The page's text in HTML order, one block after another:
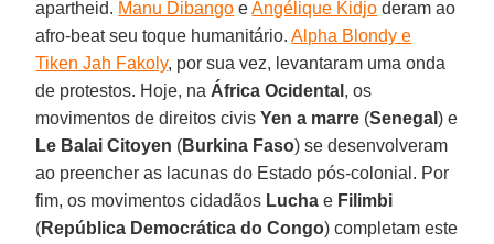
apartheid. Manu Dibango eAngélique Kidjo deram ao
afro-beat seu toque humanitário.Alpha Blondy e
Tiken Jah Fakoly, por sua vez, levantaram uma onda
de protestos. Hoje, na África Ocidental , os
movimentos de direitos civisYen a marre (Senegal) e
Le Balai Citoyen (Burkina Faso) se desenvolveram
ao preencher as lacunas do Estado pós-colonial. Por
fim, os movimentos cidadãos Lucha e Filimbi
(República Democrática do Congo) completam este